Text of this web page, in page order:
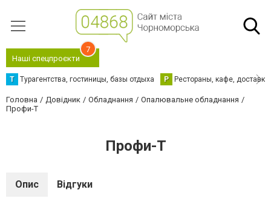
Наші спецпроєкти
7
Т Турагентства, гостиницы, базы отдыха Р Рестораны, кафе,
Головна Довідник Обладнання
Опалювальне обладнання
Профи-Т
Профи-Т
Опис Відгуки